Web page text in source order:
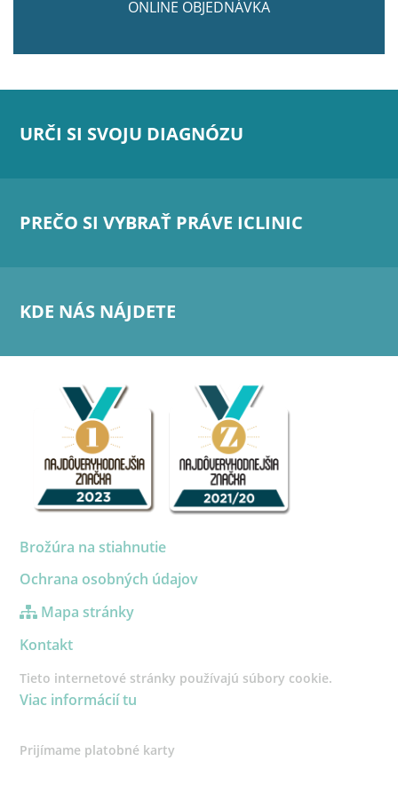
ONLINE OBJEDNÁVKA
URČI SI SVOJU DIAGNÓZU
PREČO SI VYBRAŤ PRÁVE ICLINIC
KDE NÁS NÁJDETE
Brožúra na stiahnutie
Ochrana osobných údajov
Mapa stránky
Kontakt
Tieto internetové stránky používajú súbory cookie.
Viac informácií tu
Prijímame platobné karty